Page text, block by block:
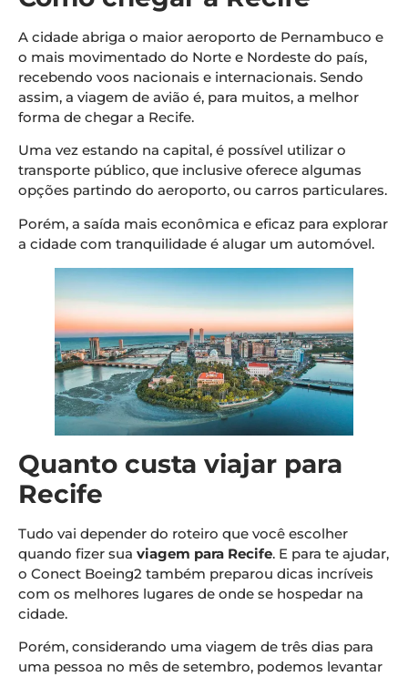
A cidade abriga o maior aeroporto de Pernambuco e
o mais movimentado do Norte e Nordeste do país,
recebendo voos nacionais e internacionais. Sendo
assim, a viagem de avião é, para muitos, a melhor
forma de chegar a Recife.
Uma vez estando na capital, é possível utilizar o
transporte público, que inclusive oferece algumas
opções partindo do aeroporto, ou carros particulares.
Porém, a saída mais econômica e eficaz para explorar
a cidade com tranquilidade é alugar um automóvel.
Quanto custa viajar para
Recife
Tudo vai depender do roteiro que você escolher
quando fizer sua viagem para Recife. E para te ajudar,
o Conect Boeing2 também preparou dicas incríveis
com os melhores lugares de onde se hospedar na
cidade.
Porém, considerando uma viagem de três dias para
uma pessoa no mês de setembro, podemos levantar